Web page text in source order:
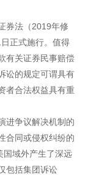
券法（2019年修
正式施行。值得
有关证券民事赔偿
讼的规定可谓具有
者合法权益具有重
进争议解决机制的
合同或侵权纠纷的
国域外产生了深远
包括集团诉讼